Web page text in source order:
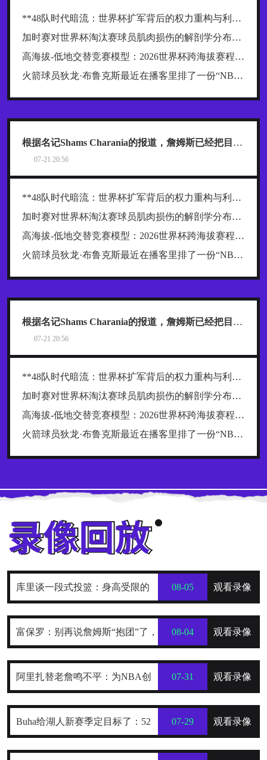
**48队时代暗流：世界杯扩军背后的权力重构与利益争夺战**
加时赛对世界杯淘汰赛球员肌肉损伤的解剖学分布规律及关键诱因探究
高海拔-低地交替竞赛模型：2026世界杯跨海拔赛程的生理极限阈值与恢复窗口分析
火箭球员狄龙·布鲁克斯最近在播客里排了一份“NBA五大抱怨大王”榜单，名单一出来，球迷就炸了
根据名记Shams Charania的报道，詹姆斯已经把目标范围缩小到了热火、骑士和76人这三支东部球队
07-21 20:56
**48队时代暗流：世界杯扩军背后的权力重构与利益争夺战**
加时赛对世界杯淘汰赛球员肌肉损伤的解剖学分布规律及关键诱因探究
高海拔-低地交替竞赛模型：2026世界杯跨海拔赛程的生理极限阈值与恢复窗口分析
火箭球员狄龙·布鲁克斯最近在播客里排了一份“NBA五大抱怨大王”榜单，名单一出来，球迷就炸了
根据名记Shams Charania的报道，詹姆斯已经把目标范围缩小到了热火、骑士和76人这三支东部球队
07-21 20:56
**48队时代暗流：世界杯扩军背后的权力重构与利益争夺战**
加时赛对世界杯淘汰赛球员肌肉损伤的解剖学分布规律及关键诱因探究
高海拔-低地交替竞赛模型：2026世界杯跨海拔赛程的生理极限阈值与恢复窗口分析
火箭球员狄龙·布鲁克斯最近在播客里排了一份“NBA五大抱怨大王”榜单，名单一出来，球迷就炸了
库里谈一段式投篮：身高受限的
我，靠它时刻保持发力与极快出手
08-05 观看录像
富保罗：别再说詹姆斯“抱团”了，
他只是在寻找最好的合作者
08-04 观看录像
阿里扎替老詹鸣不平：为NBA创
造数十亿财富，2年800万被亏待了
07-31 观看录像
Buha给湖人新赛季定目标了：52
到54胜，健康前提下西部前四稳了
07-29 观看录像